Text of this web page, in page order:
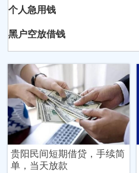
个人急用钱
黑户空放借钱
贵阳民间短期借贷，手续简
单，当天放款